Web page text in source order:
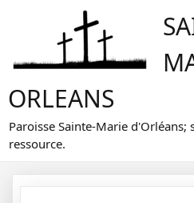
ORLEANS
Paroisse Sainte-Marie d'Orléans;
ressource.